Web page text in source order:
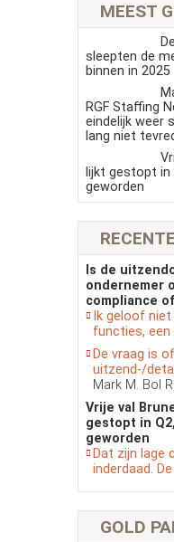
MEEST
sleepten de
binnen in 2025
RGF Staffing
eindelijk weer
lang niet
lijkt gestopt in
geworden
Is de
ondernemer
compliance
Ik geloof
functies, een
De vraag is
uitzend-/
Mark M. Bol
Vrije val
gestopt in
geworden
Dat zijn lage
inderdaad. De
GOLD